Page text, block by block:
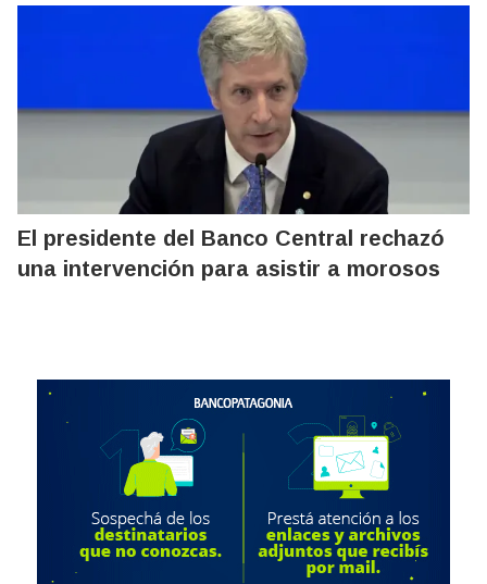
El presidente del Banco Central rechazó
una intervención para asistir a morosos